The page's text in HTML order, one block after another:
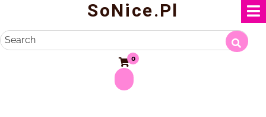
content
SoNice.pl
Search
0